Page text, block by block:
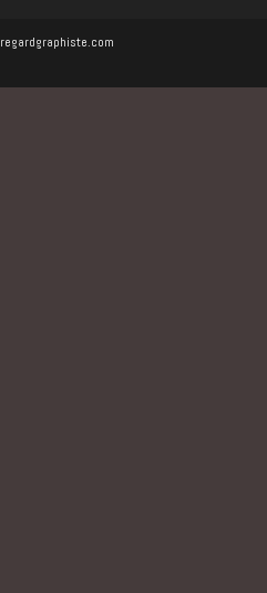
regardgraphiste.com